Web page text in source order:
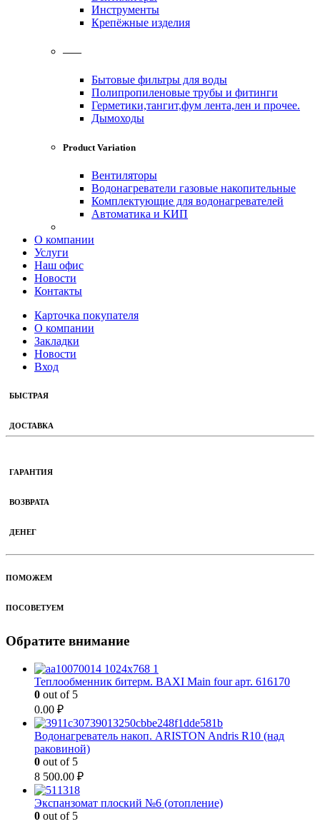
Инструменты
Крепёжные изделия
——
Бытовые фильтры для воды
Полипропиленовые трубы и фитинги
Герметики,тангит,фум лента,лен и прочее.
Дымоходы
Product Variation
Вентиляторы
Водонагреватели газовые накопительные
Комплектующие для водонагревателей
Автоматика и КИП
О компании
Услуги
Наш офис
Новости
Контакты
Карточка покупателя
О компании
Закладки
Новости
Вход
БЫСТРАЯ
ДОСТАВКА
ГАРАНТИЯ
ВОЗВРАТА
ДЕНЕГ
ПОМОЖЕМ
ПОСОВЕТУЕМ
Обратите внимание
Теплообменник битерм. BAXI Main four арт. 616170
0 out of 5
0.00 ₽
Водонагреватель накоп. ARISTON Andris R10 (над
раковиной)
0 out of 5
8 500.00 ₽
Экспанзомат плоский №6 (отопление)
0 out of 5